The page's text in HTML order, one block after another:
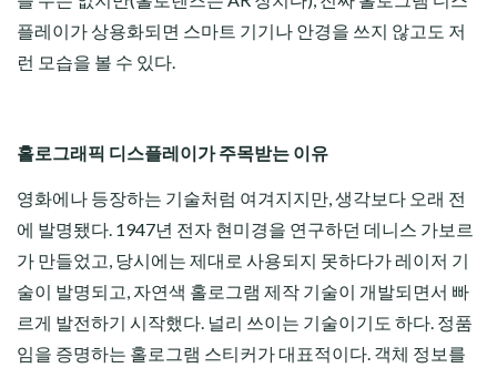
플레이가 상용화되면 스마트 기기나 안경을 쓰지 않고도 저
런 모습을 볼 수 있다.
홀로그래픽 디스플레이가 주목받는 이유
영화에나 등장하는 기술처럼 여겨지지만, 생각보다 오래 전
에 발명됐다. 1947년 전자 현미경을 연구하던 데니스 가보르
가 만들었고, 당시에는 제대로 사용되지 못하다가 레이저 기
술이 발명되고, 자연색 홀로그램 제작 기술이 개발되면서 빠
르게 발전하기 시작했다. 널리 쓰이는 기술이기도 하다. 정품
임을 증명하는 홀로그램 스티커가 대표적이다. 객체 정보를